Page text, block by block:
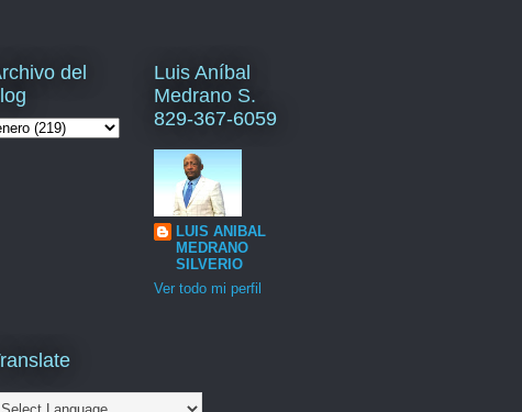
del
Luis Aníbal
Medrano S.
829-367-6059
LUIS ANIBAL
MEDRANO
SILVERIO
Ver todo mi perfil